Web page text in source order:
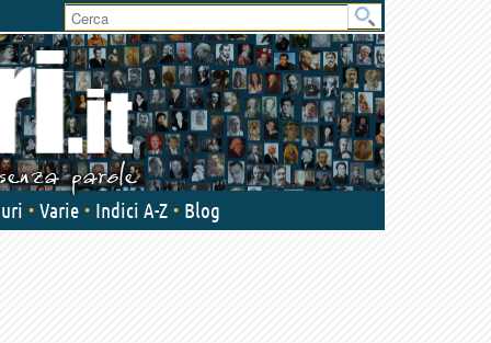
User
area
Varie Indici A-Z Blog